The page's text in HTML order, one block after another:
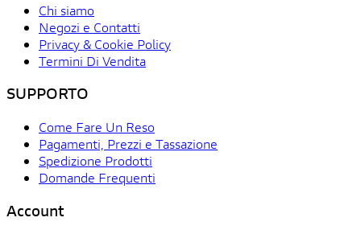
Chi siamo
Negozi e Contatti
Privacy & Cookie Policy
Termini Di Vendita
SUPPORTO
Come Fare Un Reso
Pagamenti, Prezzi e Tassazione
Spedizione Prodotti
Domande Frequenti
Account